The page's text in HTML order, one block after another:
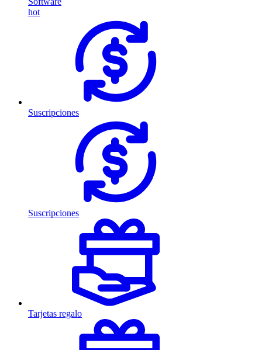
hot
Suscripciones
Suscripciones
Tarjetas regalo